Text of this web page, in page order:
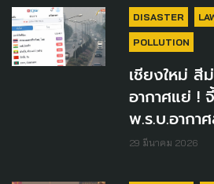
DISASTER
POLLUTION
เชียงใหม่ สี
อากาศแย่ !
พ.ร.บ.อากา
29 มีนาคม 2026